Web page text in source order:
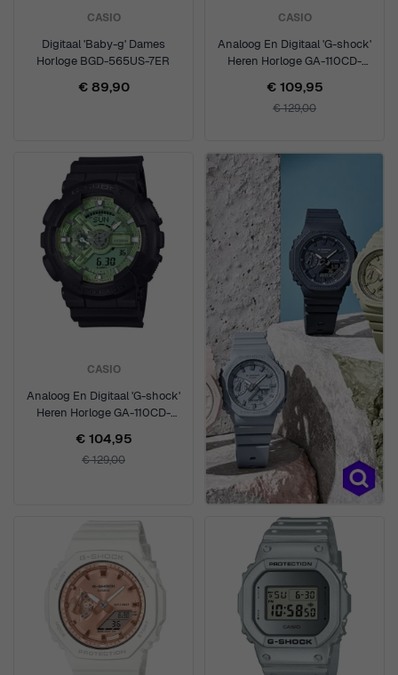
CASIO
Digitaal 'Baby-g' Dames
Horloge BGD-565US-7ER
€ 89,90
CASIO
Analoog En Digitaal 'G-shock'
Heren Horloge GA-110CD-
€ 109,95
€ 129,00
CASIO
Analoog En Digitaal 'G-shock'
Heren Horloge GA-110CD-
€ 104,95
€ 129,00